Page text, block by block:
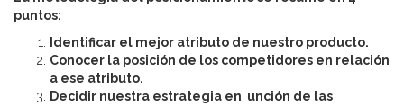
puntos:
Identificar el mejor atributo de nuestro producto.
Conocer la posición de los competidores en relación
a ese atributo.
Decidir nuestra estrategia en unción de las